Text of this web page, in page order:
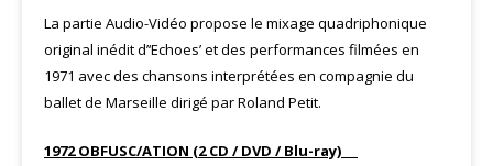
La partie Audio-Vidéo propose le mixage quadriphonique
original inédit d’‘Echoes’ et des performances filmées en
1971 avec des chansons interprétées en compagnie du
ballet de Marseille dirigé par Roland Petit.
1972 OBFUSC/ATION (2 CD / DVD / Blu-ray)